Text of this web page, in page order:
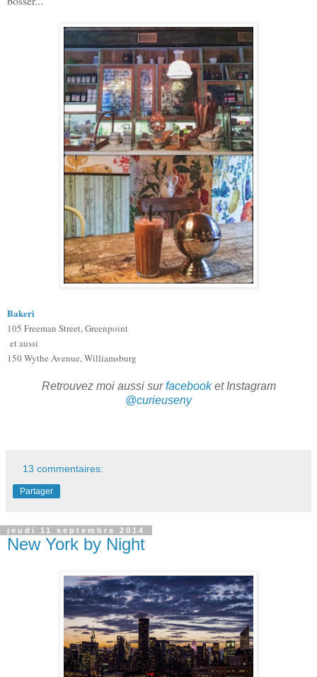
Bakeri
105 Freeman Street, Greenpoint
et aussi
150 Wythe Avenue, Williamsburg
Retrouvez moi aussi surfacebooket Instagram
@curieuseny
13 commentaires:
Partager
jeudi 11 septembre 2014
New York by Night